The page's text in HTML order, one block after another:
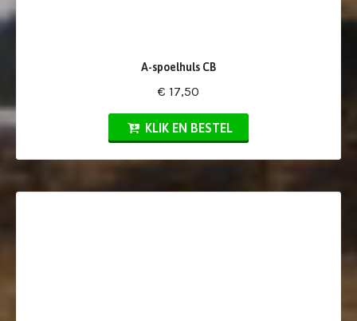
A-spoelhuls CB
€ 17,50
KLIK EN BESTEL